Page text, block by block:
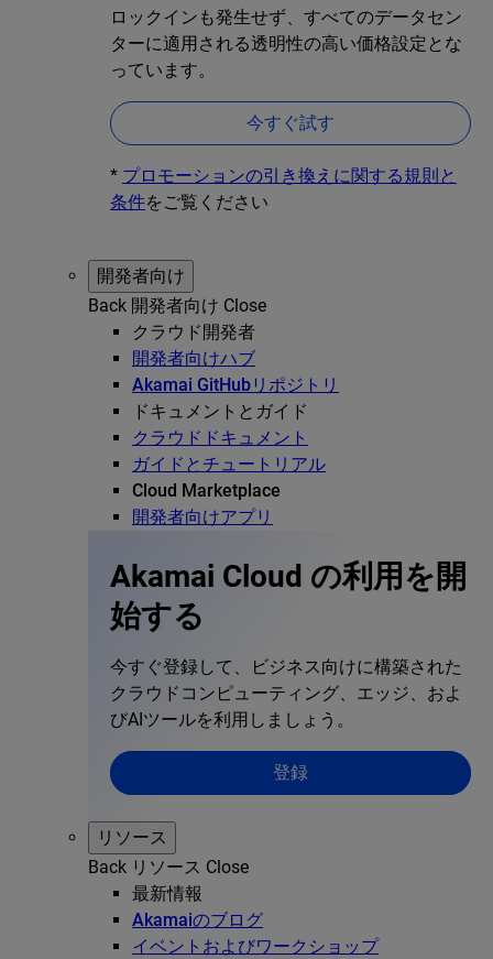
ロックインも発生せず、すべてのデータセン
ターに適用される透明性の高い価格設定とな
っています。
今すぐ試す
* プロモーションの引き換えに関する規則と
条件をご覧ください
開発者向け
Back 開発者向け Close
クラウド開発者
開発者向けハブ
Akamai GitHubリポジトリ
ドキュメントとガイド
クラウドドキュメント
ガイドとチュートリアル
Cloud Marketplace
開発者向けアプリ
Akamai Cloud の利用を開
始する
今すぐ登録して、ビジネス向けに構築された
クラウドコンピューティング、エッジ、およ
びAIツールを利用しましょう。
登録
リソース
Back リソース Close
最新情報
Akamaiのブログ
イベントおよびワークショップ